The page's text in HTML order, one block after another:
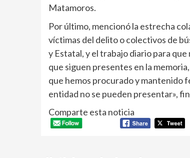
Matamoros.
Por último, mencionó la estrecha
víctimas del delito o colectivos de
y Estatal, y el trabajo diario para
que siguen presentes en la
que hemos procurado y mantenido
entidad no se pueden presentar»,
Comparte esta noticia